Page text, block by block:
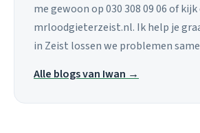
me gewoon op 030 308 09 06 of kijk
mrloodgieterzeist.nl. Ik help je
in Zeist lossen we problemen
Alle blogs van Iwan →